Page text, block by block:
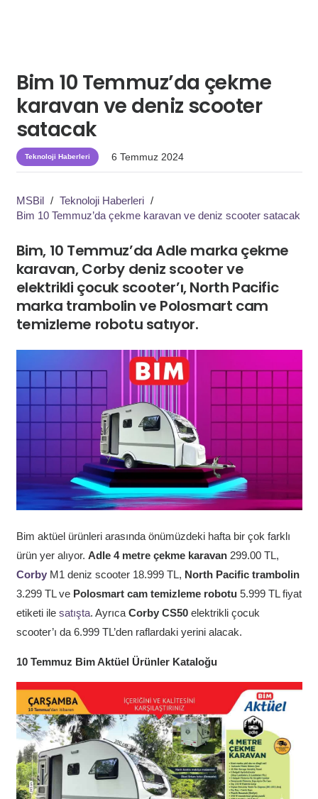
Bim 10 Temmuz’da çekme
karavan ve deniz scooter
satacak
Teknoloji Haberleri 6 Temmuz 2024
MSBil / Teknoloji Haberleri /
Bim 10 Temmuz’da çekme karavan ve deniz scooter satacak
Bim, 10 Temmuz’da Adle marka çekme
karavan, Corby deniz scooter ve
elektrikli çocuk scooter’ı, North Pacific
marka trambolin ve Polosmart cam
temizleme robotu satıyor.
Bim aktüel ürünleri arasında önümüzdeki hafta bir çok farklı
ürün yer alıyor. Adle 4 metre çekme karavan299.00 TL,
CorbyM1 deniz scooter 18.999 TL, North Pacific trambolin
3.299 TL ve Polosmart cam temizleme robotu5.999 TL fiyat
etiketi ile satışta. Ayrıca Corby CS50elektrikli çocuk
scooter’ı da 6.999 TL’den raflardaki yerini alacak.
10 Temmuz Bim Aktüel Ürünler Kataloğu